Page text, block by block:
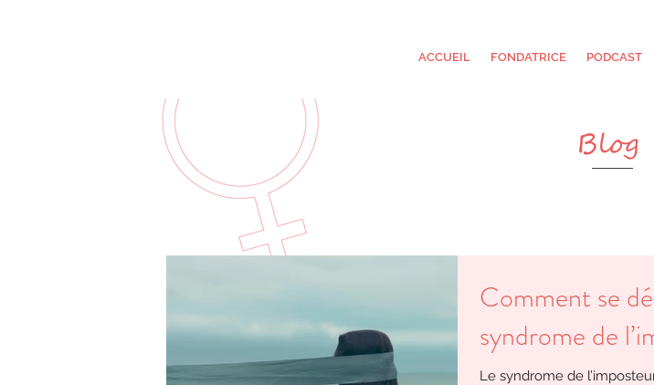
ACCUEIL FONDATRICE PODCAST
Blog
Comment se
syndrome de
Le syndrome de